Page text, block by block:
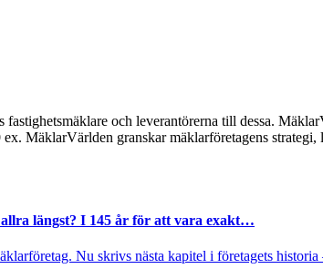
och leverantörerna till dessa.
MäklarVärlden granskar mäklarföretagens
längst? I 145 år för att vara exakt…
Nu skrivs nästa kapitel i företagets